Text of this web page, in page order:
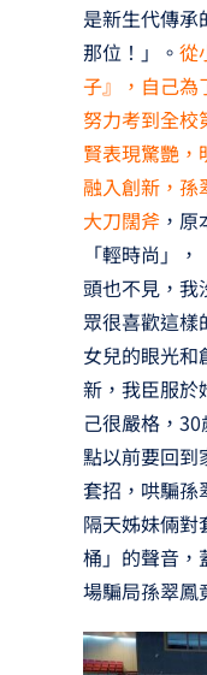
是新生代傳承
那位！」。 從
子』，自己為
努力考到全校
賢表現驚艷，
融入創新，孫
大刀闊斧，原
「輕時尚」
頭也不見，我
眾很喜歡這樣
女兒的眼光和
新，我臣服於
己很嚴格，
點以前要回到
套招，哄騙孫
隔天姊妹倆對
桶」的聲音，
場騙局孫翠鳳